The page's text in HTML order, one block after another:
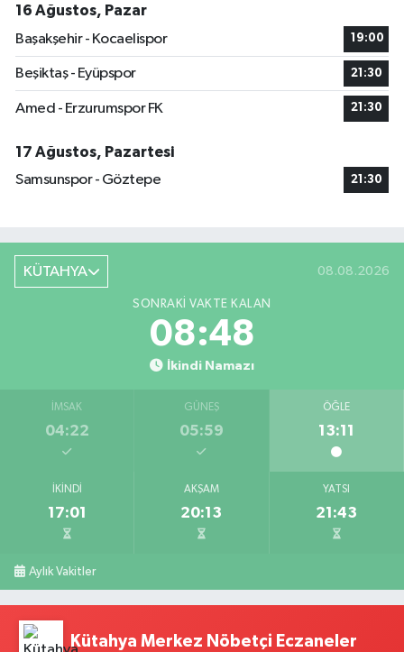
16 Ağustos, Pazar
Başakşehir - Kocaelispor
19:00
Beşiktaş - Eyüpspor 21:30
Amed - Erzurumspor FK 21:30
17 Ağustos, Pazartesi
Samsunspor - Göztepe
21:30
KÜTAHYA 08.08.2026
SONRAKI VAKTE KALAN
08:48
İkindi Namazı
İMSAK
04:22
GÜNEŞ
05:59
ÖĞLE
13:11
İKINDI
17:01
AKŞAM
20:13
YATSI
21:43
Aylık Vakitler
Kütahya Merkez Nöbetçi Eczaneler